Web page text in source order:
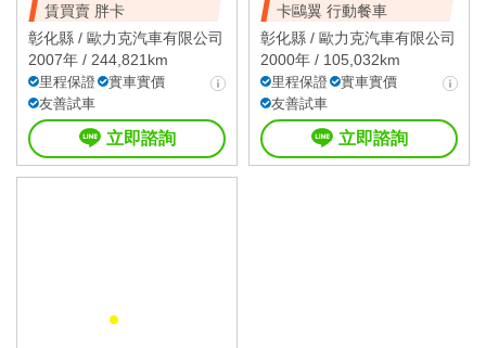
賃買賣 胖卡
彰化縣 / 歐力克汽車有限公司
2007年 / 244,821km
里程保證
實車實價
友善試車
立即諮詢
卡鷗翼 行動餐車
彰化縣 / 歐力克汽車有限公司
2000年 / 105,032km
里程保證
實車實價
友善試車
立即諮詢